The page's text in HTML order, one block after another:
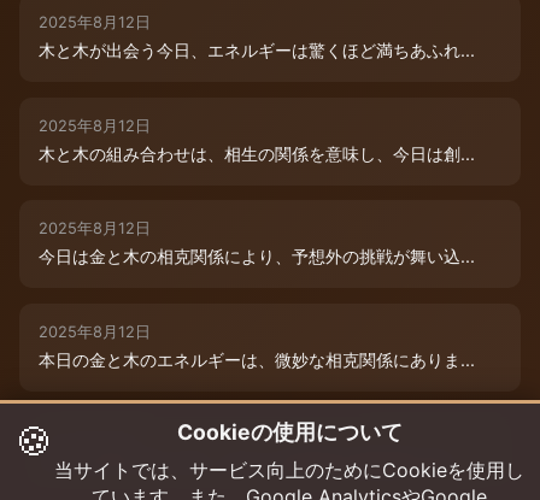
2025年8月12日
木と木が出会う今日、エネルギーは驚くほど満ちあふれ...
2025年8月12日
木と木の組み合わせは、相生の関係を意味し、今日は創...
2025年8月12日
今日は金と木の相克関係により、予想外の挑戦が舞い込...
2025年8月12日
本日の金と木のエネルギーは、微妙な相克関係にありま...
2025年8月9日
木と木が寄り添う今日、あなたの創造性は最高潮に達し...
🍪 Cookieの使用について
当サイトでは、サービス向上のためにCookieを使用し